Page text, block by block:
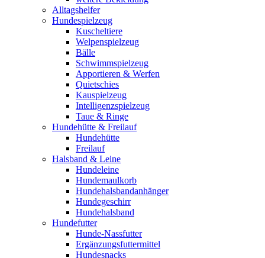
Alltagshelfer
Hundespielzeug
Kuscheltiere
Welpenspielzeug
Bälle
Schwimmspielzeug
Apportieren & Werfen
Quietschies
Kauspielzeug
Intelligenzspielzeug
Taue & Ringe
Hundehütte & Freilauf
Hundehütte
Freilauf
Halsband & Leine
Hundeleine
Hundemaulkorb
Hundehalsbandanhänger
Hundegeschirr
Hundehalsband
Hundefutter
Hunde-Nassfutter
Ergänzungsfuttermittel
Hundesnacks